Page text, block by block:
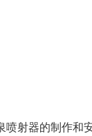
喷射器的制作和